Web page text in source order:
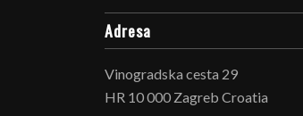
Adresa
Vinogradska cesta 29
HR 10 000 Zagreb Croatia